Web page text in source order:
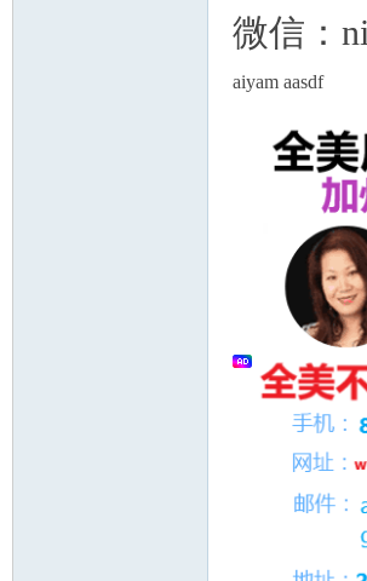
微信：
aiyam aasdf